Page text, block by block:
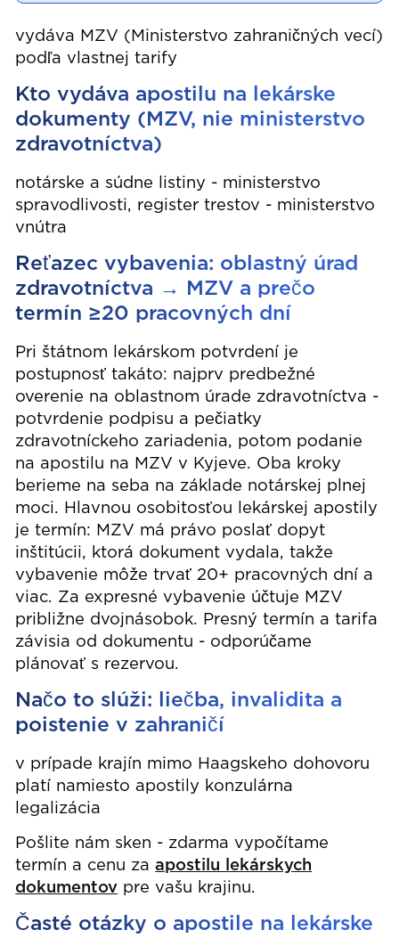
vydáva MZV (Ministerstvo zahraničných vecí)
podľa vlastnej tarify
Kto vydáva apostilu na lekárske
dokumenty (MZV, nie ministerstvo
zdravotníctva)
notárske a súdne listiny - ministerstvo
spravodlivosti, register trestov - ministerstvo
vnútra
Reťazec vybavenia: oblastný úrad
zdravotníctva → MZV a prečo
termín ≥20 pracovných dní
Pri štátnom lekárskom potvrdení je
postupnosť takáto: najprv predbežné
overenie na oblastnom úrade zdravotníctva -
potvrdenie podpisu a pečiatky
zdravotníckeho zariadenia, potom podanie
na apostilu na MZV v Kyjeve. Oba kroky
berieme na seba na základe notárskej plnej
moci. Hlavnou osobitosťou lekárskej apostily
je termín: MZV má právo poslať dopyt
inštitúcii, ktorá dokument vydala, takže
vybavenie môže trvať 20+ pracovných dní a
viac. Za expresné vybavenie účtuje MZV
približne dvojnásobok. Presný termín a tarifa
závisia od dokumentu - odporúčame
plánovať s rezervou.
Načo to slúži: liečba, invalidita a
poistenie v zahraničí
v prípade krajín mimo Haagskeho dohovoru
platí namiesto apostily konzulárna
legalizácia
Pošlite nám sken - zdarma vypočítame
termín a cenu zaapostilu lekárskych
dokumentov pre vašu krajinu.
Časté otázky o apostile na lekárske